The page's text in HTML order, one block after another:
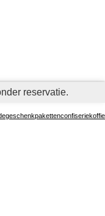
reservatie.